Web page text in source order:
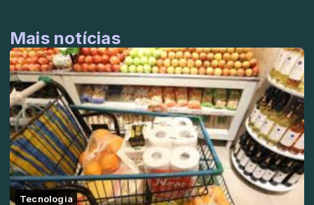
Mais notícias
Tecnologia